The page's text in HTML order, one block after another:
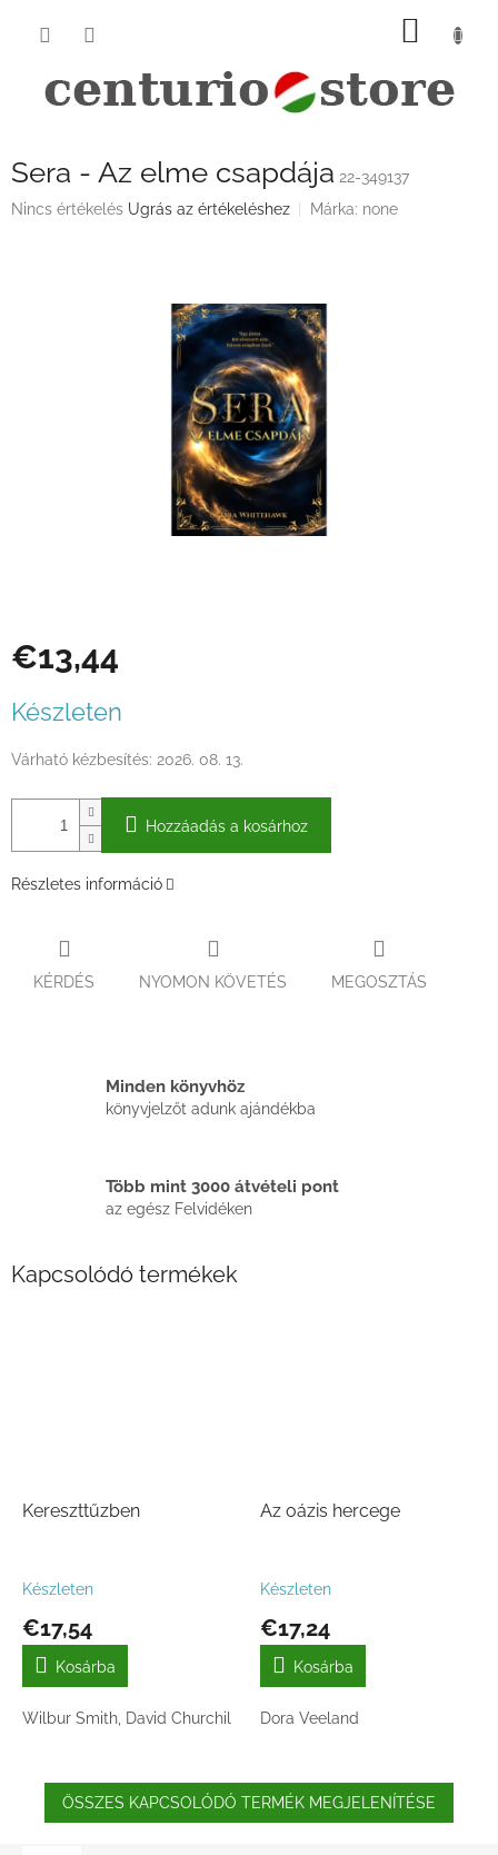
KOSÁR
Sera - Az elme csapdája 22-349137
A
Nincs értékelés Ugrás az értékeléshez Márka: none
€13,44
Készleten
Várható kézbesítés: 2026. 08. 13.
Hozzáadás a kosárhoz
Részletes információ
KÉRDÉS NYOMON KÖVETÉS MEGOSZTÁS
Minden könyvhöz
könyvjelzőt adunk ajándékba
Több mint 3000 átvételi pont
az egész Felvidéken
Kapcsolódó termékek
Kereszttűzben
Készleten
€17,54
Kosárba
Wilbur Smith, David Churchil
Az oázis hercege
Készleten
€17,24
Kosárba
Dora Veeland
ÖSSZES KAPCSOLÓDÓ TERMÉK MEGJELENÍTÉSE